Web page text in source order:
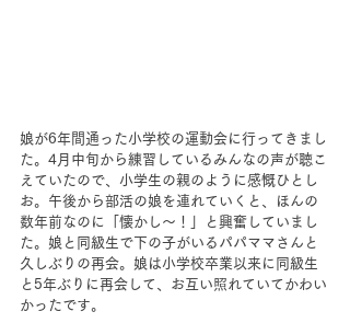
娘が6年間通った小学校の運動会に行ってきまし
た。4月中旬から練習しているみんなの声が聴こ
えていたので、小学生の親のように感慨ひとし
お。午後から部活の娘を連れていくと、ほんの
数年前なのに「懐かし～！」と興奮していまし
た。娘と同級生で下の子がいるパパママさんと
久しぶりの再会。娘は小学校卒業以来に同級生
と5年ぶりに再会して、お互い照れていてかわい
かったです。